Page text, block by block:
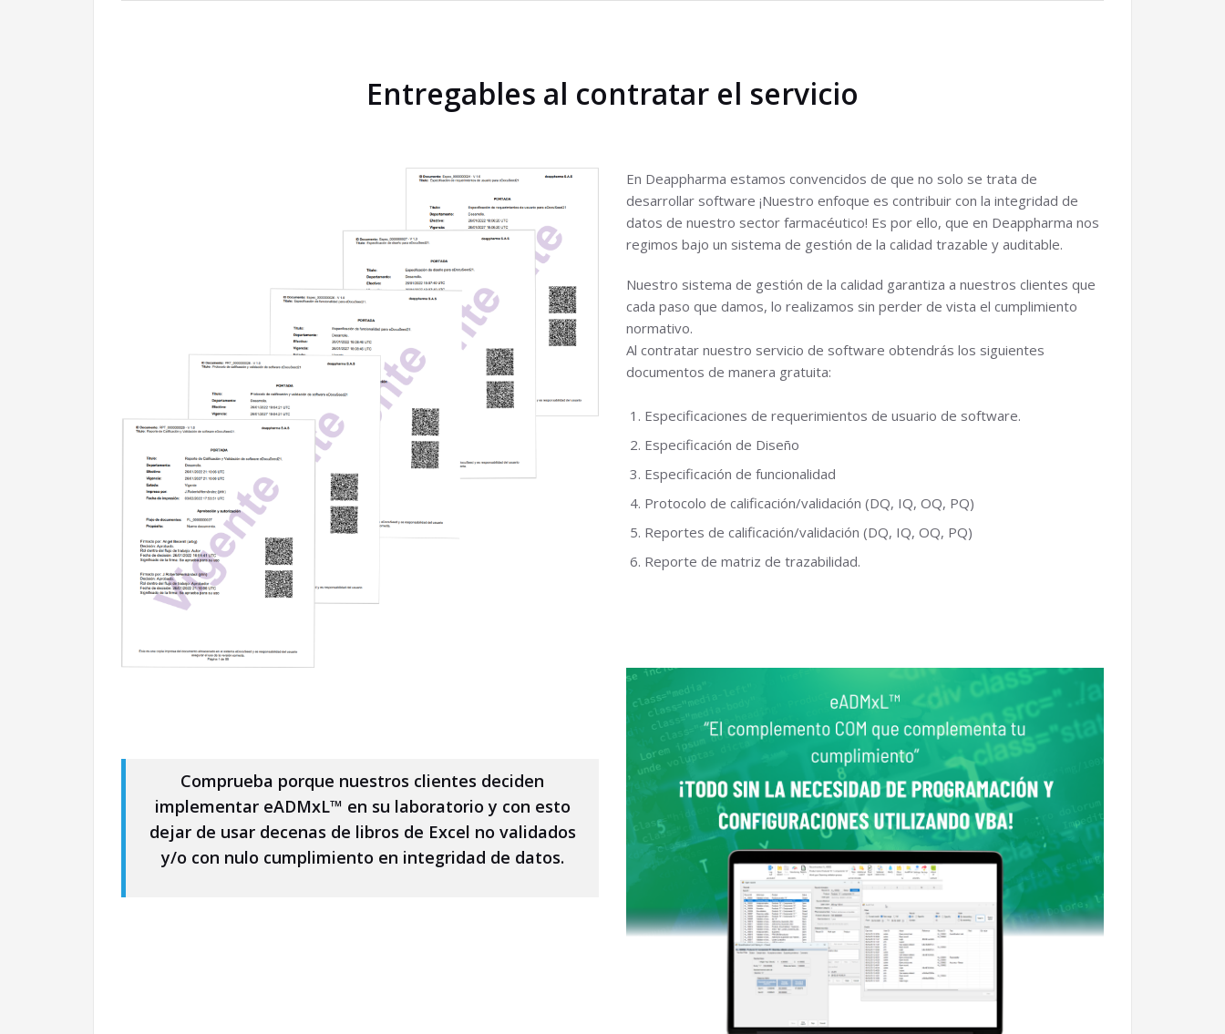
Entregables al contratar el servicio
En Deappharma estamos convencidos de que no solo se trata de
desarrollar software ¡Nuestro enfoque es contribuir con la integridad de
datos de nuestro sector farmacéutico! Es por ello, que en Deappharma nos
regimos bajo un sistema de gestión de la calidad trazable y auditable.
Nuestro sistema de gestión de la calidad garantiza a nuestros clientes que
cada paso que damos, lo realizamos sin perder de vista el cumplimiento
normativo.
Al contratar nuestro servicio de software obtendrás los siguientes
documentos de manera gratuita:
Especificaciones de requerimientos de usuario de software.
Especificación de Diseño
Especificación de funcionalidad
Protocolo de calificación/validación (DQ, IQ, OQ, PQ)
Reportes de calificación/validación (DQ, IQ, OQ, PQ)
Reporte de matriz de trazabilidad.
Comprueba porque nuestros clientes deciden
implementar eADMxL™ en su laboratorio y con esto
dejar de usar decenas de libros de Excel no validados
y/o con nulo cumplimiento en integridad de datos.